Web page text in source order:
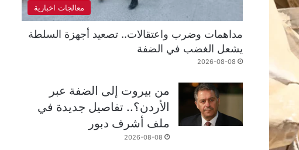
معالجات اخبارية
مداهمات وضرب واعتقالات.. تصعيد أجهزة السلطة
يشعل الغضب في الضفة
2026-08-08
من بيروت إلى الضفة عبر
الأردن؟.. تفاصيل جديدة في
ملف أشرف دبور
2026-08-08